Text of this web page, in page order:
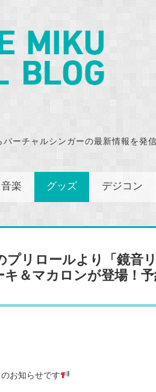
ーチャルシンガーの最新情報を発信
音楽 グッズ デジコン
プリロールより「鏡音
キ＆マカロンが登場！
お知らせです